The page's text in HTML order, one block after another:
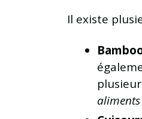
Il existe
aliments